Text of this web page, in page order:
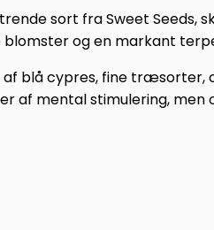
sort fra Sweet
og en markant
blå cypres, fine træsorter,
af mental stimulering,